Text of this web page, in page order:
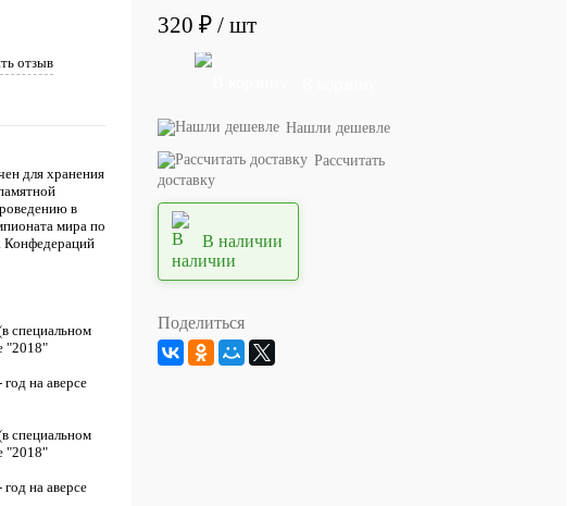
отзыв
для хранения
в
мира по
Конфедераций
специальном
"2018"
на аверсе
специальном
"2018"
на аверсе
320 ₽ / шт
Нашли дешевле
Рассчитать
доставку
В наличии
Поделиться